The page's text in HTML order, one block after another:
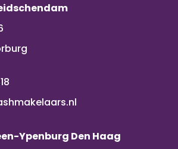
Ypenburg Den Haag